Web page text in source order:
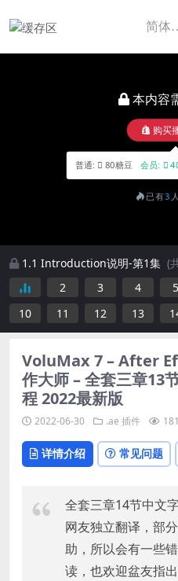
本内容
购买
普通: 80糖豆 会员:
已有3
1.1 Introduction说明-第1集 (
2
3 4 5
10
11 12 13
VoluMax 7 – After
作大师 – 全套三章13
程 2022最新版
2022-06-30 .ae 插件 181
详情介绍 常见问题
全套三章14节中文
网友独立翻译，部
助，所以会有一些
读，也欢迎盆友指